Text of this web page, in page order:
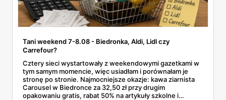
Tani weekend 7-8.08 - Biedronka, Aldi, Lidl czy
Carrefour?
Cztery sieci wystartowały z weekendowymi gazetkami w
tym samym momencie, więc usiadłam i porównałam je
stronę po stronie. Najmocniejsze okazje: kawa ziarnista
Carousel w Biedronce za 32,50 zł przy drugim
opakowaniu gratis, rabat 50% na artykuły szkolne i